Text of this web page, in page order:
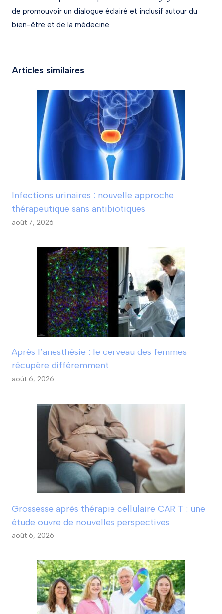
de promouvoir un dialogue éclairé et inclusif autour du
bien-être et de la médecine.
Articles similaires
Infections urinaires : nouvelle approche
thérapeutique sans antibiotiques
août 7, 2026
Après l’anesthésie : le cerveau des femmes
récupère différemment
août 6, 2026
Grossesse après thérapie cellulaire CAR T : une
étude ouvre de nouvelles perspectives
août 6, 2026